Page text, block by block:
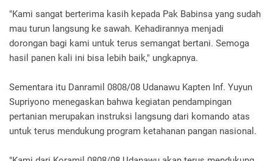
"Kami sangat berterima kasih kepada Pak Babinsa yang sudah
mau turun langsung ke sawah. Kehadirannya menjadi
dorongan bagi kami untuk terus semangat bertani. Semoga
hasil panen kali ini bisa lebih baik," ungkapnya.
Sementara itu Danramil 0808/08 Udanawu Kapten Inf. Yuyun
Supriyono menegaskan bahwa kegiatan pendampingan
pertanian merupakan instruksi langsung dari komando atas
untuk terus mendukung program ketahanan pangan nasional.